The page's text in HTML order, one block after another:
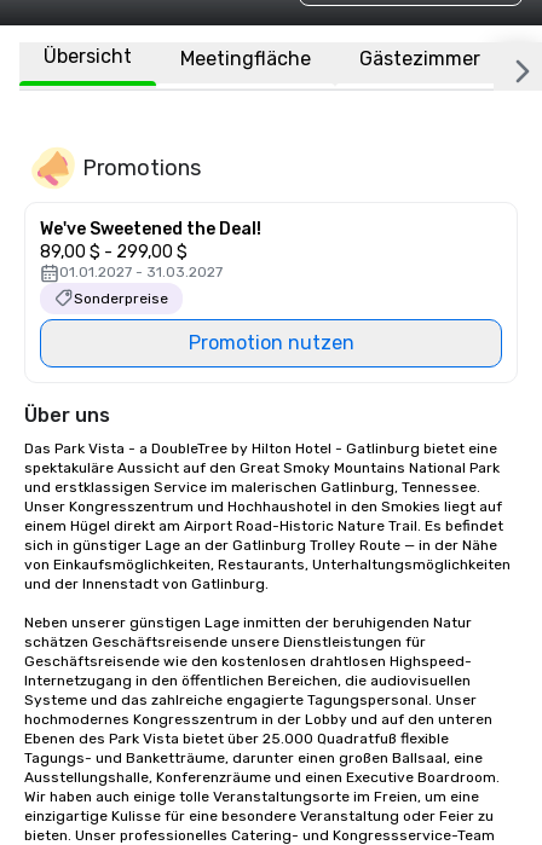
Übersicht Meetingfläche Gästezimmer
Promotions
We've Sweetened the Deal!
89,00 $ - 299,00 $
01.01.2027 - 31.03.2027
Sonderpreise
Promotion nutzen
Über uns
Das Park Vista - a DoubleTree by Hilton Hotel - Gatlinburg bietet eine
spektakuläre Aussicht auf den Great Smoky Mountains National Park
und erstklassigen Service im malerischen Gatlinburg, Tennessee.
Unser Kongresszentrum und Hochhaushotel in den Smokies liegt auf
einem Hügel direkt am Airport Road-Historic Nature Trail. Es befindet
sich in günstiger Lage an der Gatlinburg Trolley Route — in der Nähe
von Einkaufsmöglichkeiten, Restaurants, Unterhaltungsmöglichkeiten
und der Innenstadt von Gatlinburg.
Neben unserer günstigen Lage inmitten der beruhigenden Natur
schätzen Geschäftsreisende unsere Dienstleistungen für
Geschäftsreisende wie den kostenlosen drahtlosen Highspeed-
Internetzugang in den öffentlichen Bereichen, die audiovisuellen
Systeme und das zahlreiche engagierte Tagungspersonal. Unser
hochmodernes Kongresszentrum in der Lobby und auf den unteren
Ebenen des Park Vista bietet über 25.000 Quadratfuß flexible
Tagungs- und Banketträume, darunter einen großen Ballsaal, eine
Ausstellungshalle, Konferenzräume und einen Executive Boardroom.
Wir haben auch einige tolle Veranstaltungsorte im Freien, um eine
einzigartige Kulisse für eine besondere Veranstaltung oder Feier zu
bieten. Unser professionelles Catering- und Kongressservice-Team